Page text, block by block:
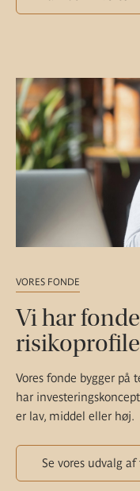
VORES FONDE
Vi har
Vores fonde bygger på
har
er lav, middel eller høj.
Se vores udvalg af